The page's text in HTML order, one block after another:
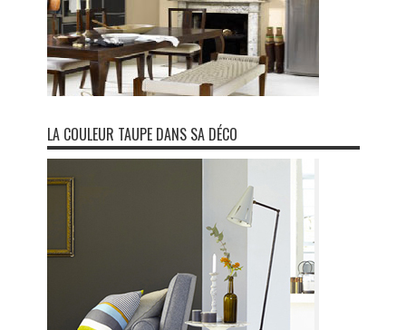
LA COULEUR TAUPE DANS SA DÉCO